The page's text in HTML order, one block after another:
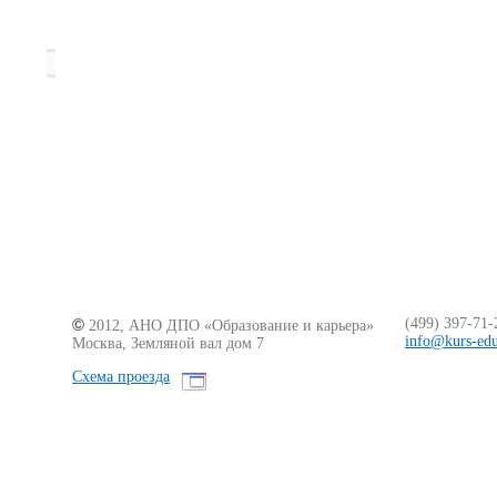
© 2012, АНО ДПО «Образование и карьера»
Москва, Земляной вал дом 7
Схема проезда
(499) 397-71-
info@kurs-